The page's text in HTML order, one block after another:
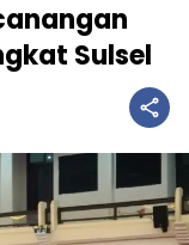
Sulsel